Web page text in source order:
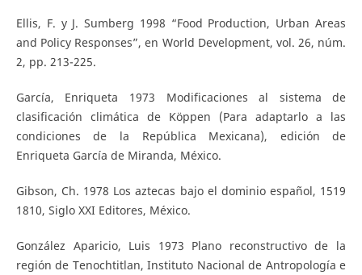
Ellis, F. y J. Sumberg 1998 “Food Production, Urban Areas
and Policy Responses”, en World Development, vol. 26, núm.
2, pp. 213-225.
García, Enriqueta 1973 Modificaciones al sistema de
clasificación climática de Köppen (Para adaptarlo a las
condiciones de la República Mexicana), edición de
Enriqueta García de Miranda, México.
Gibson, Ch. 1978 Los aztecas bajo el dominio español, 1519
1810, Siglo XXI Editores, México.
González Aparicio, Luis 1973 Plano reconstructivo de la
región de Tenochtitlan, Instituto Nacional de Antropología e